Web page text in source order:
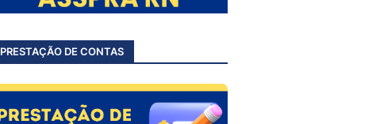
PRESTAÇÃO DE CONTAS